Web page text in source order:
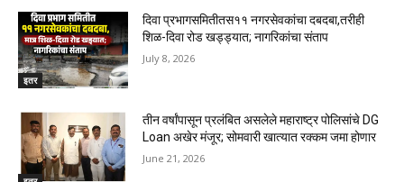
इतर
दिवा प्रभागसमितीतस११ नगरसेवकांचा दबदबा,तरीही
शिळ-दिवा रोड खड्ड्यात; नागरिकांचा संताप
July 8, 2026
तीन वर्षांपासून प्रलंबित असलेले महाराष्ट्र पोलिसांचे DG
Loan अखेर मंजूर; सोमवारी खात्यात रक्कम जमा होणार
June 21, 2026